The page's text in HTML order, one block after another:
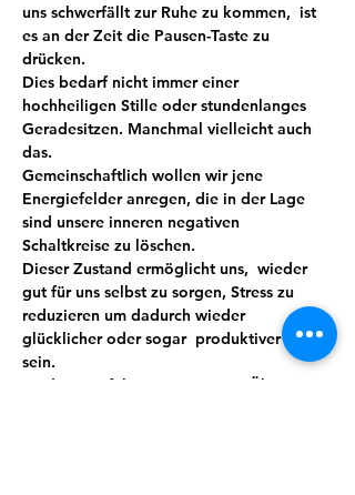
uns schwerfällt zur Ruhe zu kommen,  ist
es an der Zeit die Pausen-Taste zu
drücken.
Dies bedarf nicht immer einer
hochheiligen Stille oder stundenlanges
Geradesitzen. Manchmal vielleicht auch
das.
Gemeinschaftlich wollen wir jene
Energiefelder anregen, die in der Lage
sind unsere inneren negativen
Schaltkreise zu löschen.
Dieser Zustand ermöglicht uns,  wieder
gut für uns selbst zu sorgen, Stress zu
reduzieren um dadurch wieder
glücklicher oder sogar  produktiver zu
sein.
Meditation führt mit ein wenig Übung